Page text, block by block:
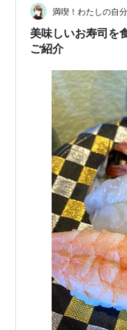
満喫！わたしの自
美味しいお寿司を
ご紹介